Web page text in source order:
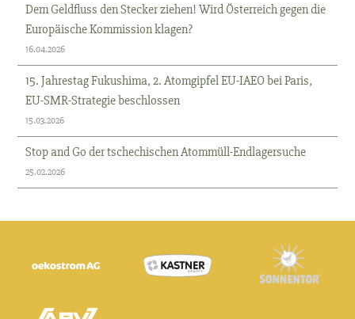
Dem Geldfluss den Stecker ziehen! Wird Österreich gegen die
Europäische Kommission klagen?
16.04.2026
15. Jahrestag Fukushima, 2. Atomgipfel EU-IAEO bei Paris,
EU-SMR-Strategie beschlossen
15.03.2026
Stop and Go der tschechischen Atommüll-Endlagersuche
25.02.2026